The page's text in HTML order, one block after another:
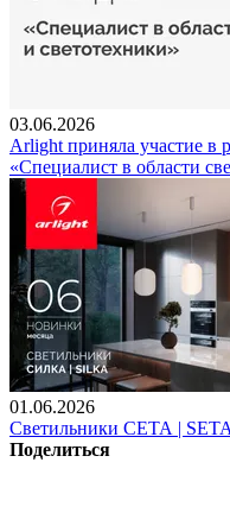
03.06.2026
Arlight приняла участие в
«Специалист в области
01.06.2026
Светильники СЕТА | SETA
Поделиться